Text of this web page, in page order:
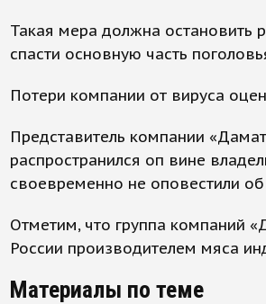
Такая мера должна остановить
спасти основную часть
Потери компании от вируса
Представитель компании
распространился оп вине
своевременно не оповестили
Отметим, что группа компаний
России производителем мяса
Материалы по теме